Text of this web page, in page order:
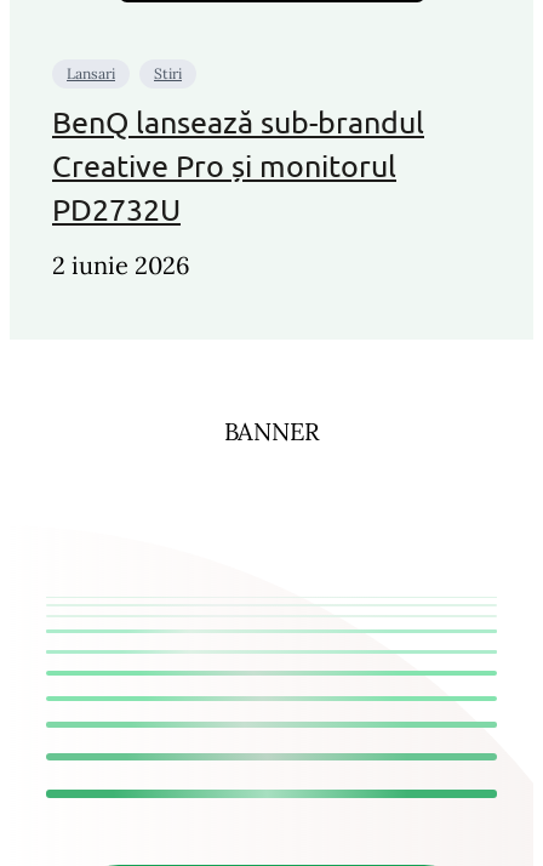
Lansari Stiri
BenQ lansează sub-brandul
Creative Pro și monitorul
PD2732U
2 iunie 2026
BANNER